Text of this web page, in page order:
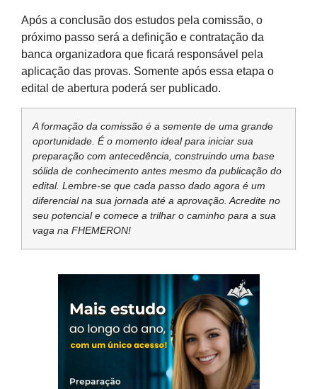
Após a conclusão dos estudos pela comissão, o
próximo passo será a definição e contratação da
banca organizadora que ficará responsável pela
aplicação das provas. Somente após essa etapa o
edital de abertura poderá ser publicado.
A formação da comissão é a semente de uma grande
oportunidade. É o momento ideal para iniciar sua
preparação com antecedência, construindo uma base
sólida de conhecimento antes mesmo da publicação do
edital. Lembre-se que cada passo dado agora é um
diferencial na sua jornada até a aprovação. Acredite no
seu potencial e comece a trilhar o caminho para a sua
vaga na FHEMERON!